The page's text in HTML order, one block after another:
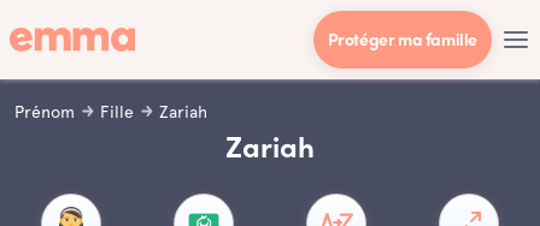
Protéger ma famille
Prénom Fille Zariah
Zariah